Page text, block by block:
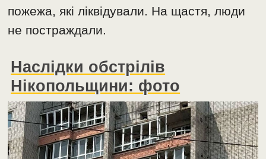
пожежа, які ліквідували. На щастя, люди
не постраждали.
Наслідки обстрілів
Нікопольщини: фото